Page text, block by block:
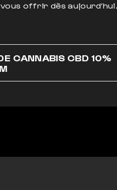
offrir dès aujourd’hui.
CANNABIS CBD 10%